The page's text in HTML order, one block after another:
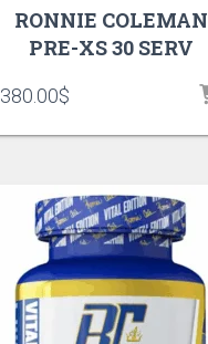
RONNIE COLEMAN
PRE-XS 30 SERV
380.00$